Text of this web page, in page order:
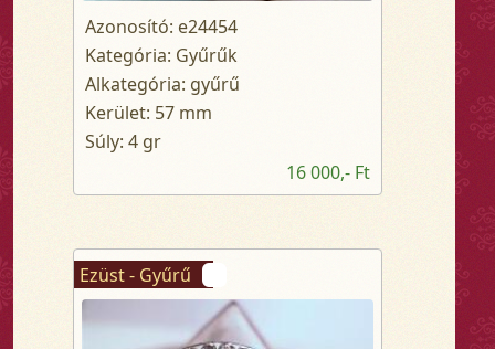
Azonosító: e24454
Kategória: Gyűrűk
Alkategória: gyűrű
Kerület: 57 mm
Súly: 4 gr
16 000,- Ft
Ezüst - Gyűrű